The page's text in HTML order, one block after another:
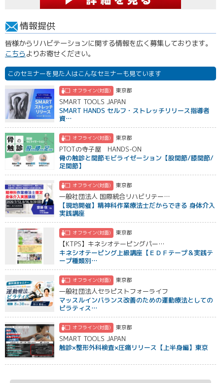
情報提供
皆様からリハビテーションに関する情報を広く募集しております。
こちらよりお寄せください。
このセミナーを見た人はこんなセミナーも見ています
オフライン(対面) 東京都
SMART TOOLS JAPAN
SMART HANDS セルフ・ストレッチリリース指導者
資…
オフライン(対面) 東京都
PTOTの寺子屋 HANDS-ON
骨の触診と関節モビライゼーション【股関節/膝関節/
足関節】
オフライン(対面) 東京都
一般社団法人 国際統合リハビリテー…
【現地開催】精神科作業療法士だからできる 身体介入
実践講座
オフライン(対面) 東京都
【KTPS】キネシオテーピングパー…
キネシオテーピング上級講座【ＥＤＦテープ＆実践テ
ープ種類別…
オフライン(対面) 東京都
一般社団法人セラピストフォーライフ
マッスルインバランス改善のための運動療法としての
ピラティス…
オフライン(対面) 東京都
SMART TOOLS JAPAN
触診×整形外科検査×圧痛リリース【上半身編】東京